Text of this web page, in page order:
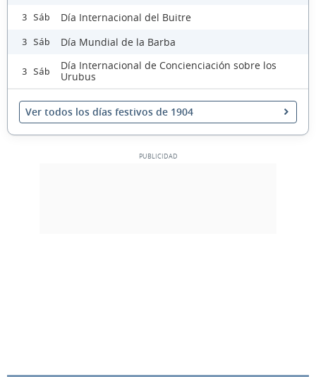
3 Sáb Día Internacional del Buitre
3 Sáb Día Mundial de la Barba
3 Sáb
Día Internacional de Concienciación sobre los
Urubus
Ver todos los días festivos de 1904